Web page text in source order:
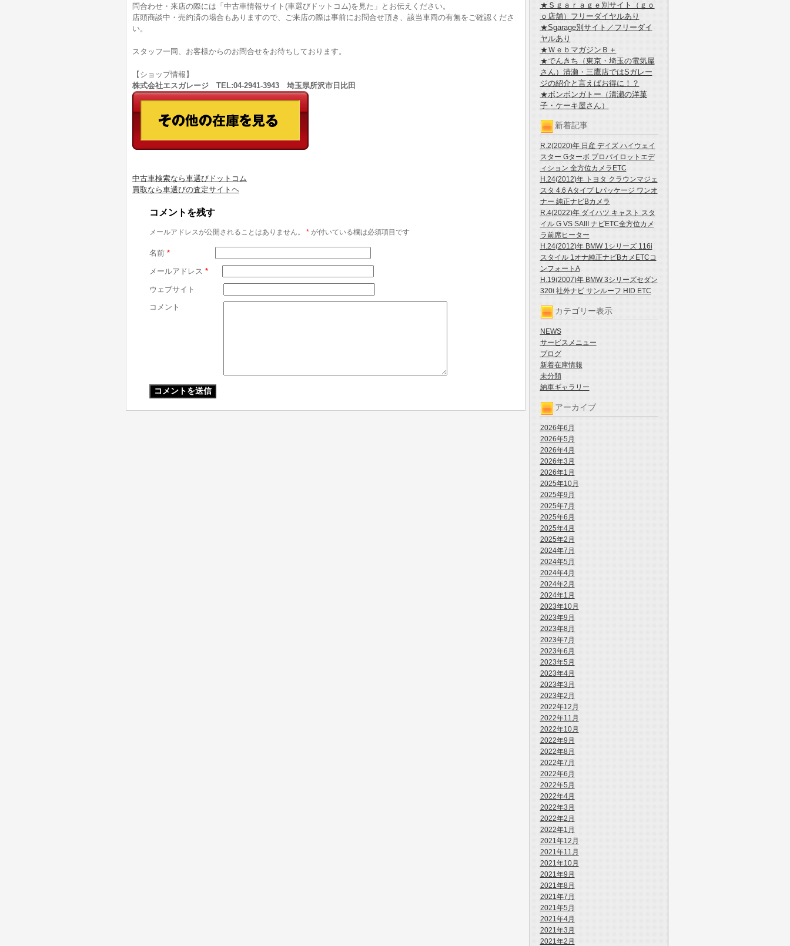
★Ｓｇａｒａｇｅ別サイト（ｇｏ
ｏ店舗）フリーダイヤルあり
★Sgarage別サイト／フリーダイ
ヤルあり
★ＷｅｂマガジンＢ＋
★でんきち（東京・埼玉の電気屋
さん）清瀬・三鷹店ではSガレー
ジの紹介と言えばお得に！？
★ボンボンガトー（清瀬の洋菓
子・ケーキ屋さん）
新着記事
R.2(2020)年 日産 デイズ ハイウェイ
スター Gターボ プロパイロットエデ
ィション 全方位カメラETC
H.24(2012)年 トヨタ クラウンマジェ
スタ 4.6 Aタイプ Lパッケージ ワンオ
ナー 純正ナビBカメラ
R.4(2022)年 ダイハツ キャスト スタ
イル G VS SAIII ナビETC全方位カメ
ラ前席ヒーター
H.24(2012)年 BMW 1シリーズ 116i
スタイル 1オナ純正ナビBカメETCコ
ンフォートA
H.19(2007)年 BMW 3シリーズセダン
320i 社外ナビ サンルーフ HID ETC
カテゴリー表示
NEWS
サービスメニュー
ブログ
新着在庫情報
未分類
納車ギャラリー
アーカイブ
2026年6月
2026年5月
2026年4月
2026年3月
2026年1月
2025年10月
2025年9月
2025年7月
2025年6月
2025年4月
2025年2月
2024年7月
2024年5月
2024年4月
2024年2月
2024年1月
2023年10月
2023年9月
2023年8月
2023年7月
2023年6月
2023年5月
2023年4月
2023年3月
2023年2月
2022年12月
2022年11月
2022年10月
2022年9月
2022年8月
2022年7月
2022年6月
2022年5月
2022年4月
2022年3月
2022年2月
2022年1月
2021年12月
2021年11月
2021年10月
2021年9月
2021年8月
2021年7月
2021年5月
2021年4月
2021年3月
2021年2月
問合わせ・来店の際には「中古車情報サイト(車選びドットコム)を見た」とお伝えください。
店頭商談中・売約済の場合もありますので、ご来店の際は事前にお問合せ頂き、該当車両の有無をご確認くださ
い。
スタッフ一同、お客様からのお問合せをお待ちしております。
【ショップ情報】
株式会社エスガレージ TEL:04-2941-3943 埼玉県所沢市日比田
中古車検索なら車選びドットコム
買取なら車選びの査定サイトヘ
コメントを残す
メールアドレスが公開されることはありません。 * が付いている欄は必須項目です
名前 *
メールアドレス *
ウェブサイト
コメント